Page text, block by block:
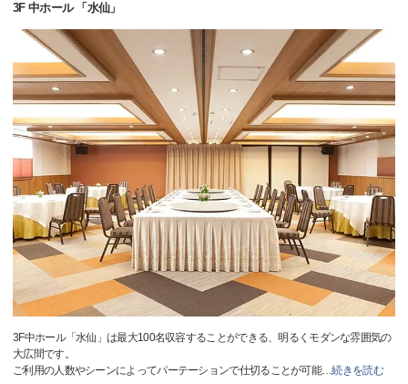
3F 中ホール 「水仙」
3F中ホール「水仙」は最大100名収容することができる、明るくモダンな雰囲気の
大広間です。
ご利用の人数やシーンによってパーテーションで仕切ることが可能…続きを読む